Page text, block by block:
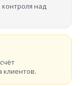
над
клиентов.